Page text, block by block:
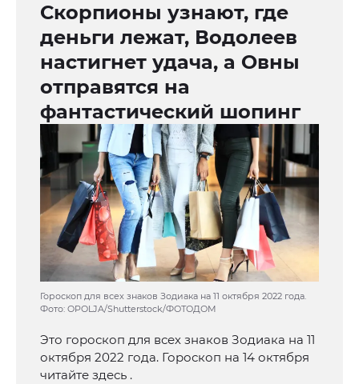
Скорпионы узнают, где
деньги лежат, Водолеев
настигнет удача, а Овны
отправятся на
фантастический шопинг
Гороскоп для всех знаков Зодиака на 11 октября 2022 года.
Фото: OPOLJA/Shutterstock/ФОТОДОМ
Это гороскоп для всех знаков Зодиака на 11
октября 2022 года. Гороскоп на 14 октября
читайте здесь .